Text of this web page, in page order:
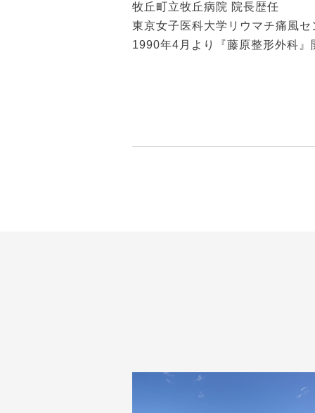
牧丘町立牧丘病院 院長歴任
東京女子医科大学リウマチ痛風
1990年4月より『藤原整形外科』